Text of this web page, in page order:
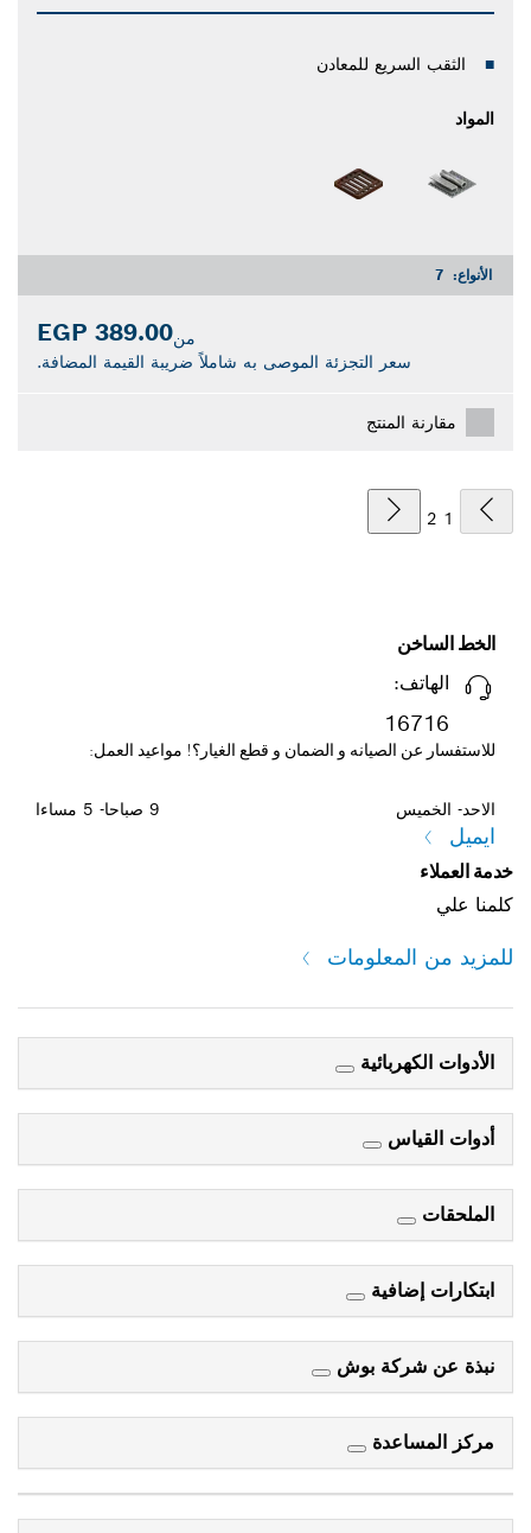
الثقب السريع للمعادن
المواد
الأنواع: 7
من389.00 EGP
سعر التجزئة الموصى به شاملاً ضريبة القيمة المضافة.
مقارنة المنتج
1
2
الخط الساخن
الهاتف:
16716
للاستفسار عن الصيانه و الضمان و قطع الغيار؟! مواعيد العمل:
الاحد- الخميس 9 صباحا- 5 مساءا
ايميل
خدمة العملاء
كلمنا علي
للمزيد من المعلومات
الأدوات الكهربائية
أدوات القياس
الملحقات
ابتكارات إضافية
نبذة عن شركة بوش
مركز المساعدة